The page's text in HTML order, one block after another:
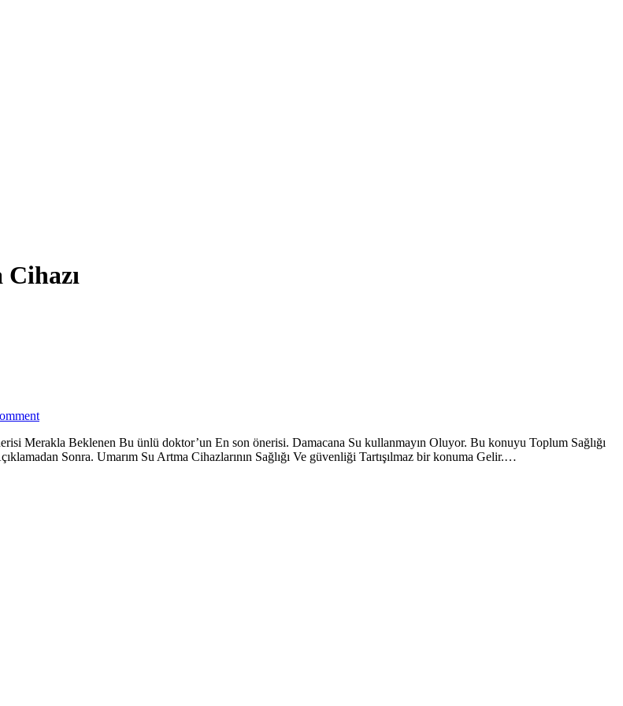
Merakla Beklenen Bu ünlü doktor’un En son önerisi. Damacana Su kullanmayın Oluyor. Bu konuyu Toplum Sağlığı
Sonra. Umarım Su Artma Cihazlarının Sağlığı Ve güvenliği Tartışılmaz bir konuma Gelir.…